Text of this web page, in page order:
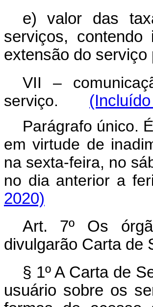
e) valor das
serviços,
extensão do serviço
VII –
serviço.
Parágrafo único.
em virtude de
na sexta-feira, no
no dia anterior
2020)
Art. 7º Os
divulgarão Carta de
§ 1º A Carta de
usuário sobre os